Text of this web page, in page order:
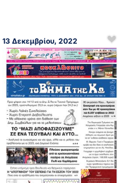
13 Δεκεμβρίου, 2022